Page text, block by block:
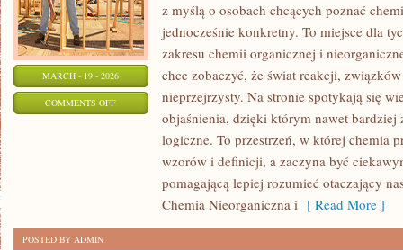
MARCH - 19 - 2026
COMMENTS OFFON
z myślą o osobach chcących poznać
jednocześnie konkretny. To miejsce dla
zakresu chemii organicznej i
chce zobaczyć, że świat reakcji,
nieprzejrzysty. Na stronie spotykają się
objaśnienia, dzięki którym nawet bardziej
logiczne. To przestrzeń, w której chemia
wzorów i definicji, a zaczyna być
pomagającą lepiej rozumieć otaczający
Chemia Nieorganiczna i [ Read More ]
POSTED BY ADMIN